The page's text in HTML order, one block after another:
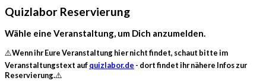
Quizlabor Reservierung
Wähle eine Veranstaltung, um Dich anzumelden.
⚠️Wenn ihr Eure Veranstaltung hier nicht findet, schaut bitte im
Veranstaltungstext aufquizlabor.de - dort findet ihr nähere Infos zur
Reservierung.⚠️